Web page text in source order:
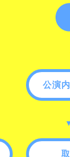
公演